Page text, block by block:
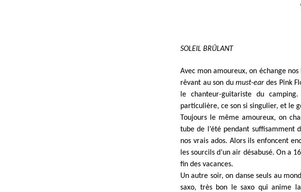
SOLEIL BRÛLANT
Avec mon amoureux, on échange
rêvant au son dumust-eardes Pink
le chanteur-guitariste du
particulière, ce son si singulier, et le
Toujours le même amoureux, on
tube de l’été pendant suffisamment
nos vrais ados. Alors ils enfoncent
les sourcils d’un air désabusé. On a
fin des vacances.
Un autre soir, on danse seuls au
saxo, très bon le saxo qui anime